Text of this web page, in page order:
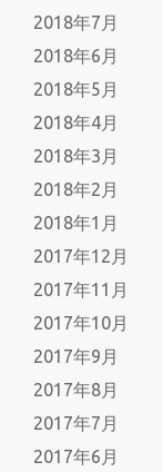
2018年7月
2018年6月
2018年5月
2018年4月
2018年3月
2018年2月
2018年1月
2017年12月
2017年11月
2017年10月
2017年9月
2017年8月
2017年7月
2017年6月